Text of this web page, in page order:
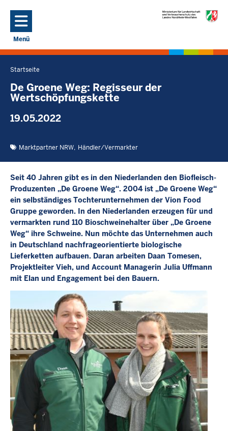
Menü
Navigation aktivieren/deaktivieren: Hauptmenü
Sie
befinden
sich
Startseite
De Groene Weg: Regisseur der
Wertschöpfungskette
19.05.2022
Marktpartner NRW Händler/Vermarkter
Seit 40 Jahren gibt es in den Niederlanden den Biofleisch-
Produzenten „De Groene Weg“. 2004 ist „De Groene Weg“
ein selbständiges Tochterunternehmen der Vion Food
Gruppe geworden. In den Niederlanden erzeugen für und
vermarkten rund 110 Bioschweinehalter über „De Groene
Weg“ ihre Schweine. Nun möchte das Unternehmen auch
in Deutschland nachfrageorientierte biologische
Lieferketten aufbauen. Daran arbeiten Daan Tomesen,
Projektleiter Vieh, und Account Managerin Julia Uffmann
mit Elan und Engagement bei den Bauern.